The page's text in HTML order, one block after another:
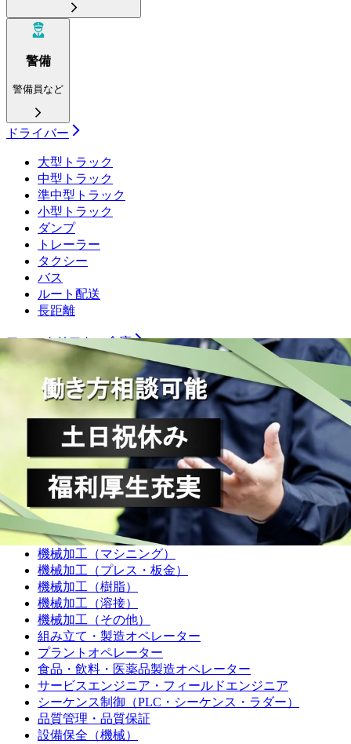
警備
警備員など
ドライバー
大型トラック
中型トラック
準中型トラック
小型トラック
ダンプ
トレーラー
タクシー
バス
ルート配送
長距離
フォークリフト・倉庫
運行管理者
施工管理技士
土木施工管理技士
電気工事施工管理技士
建築施工管理技士
管工事施工管理技士
電気主任技術者
製造職
機械加工（旋盤）
機械加工（マシニング）
機械加工（プレス・板金）
機械加工（樹脂）
機械加工（溶接）
機械加工（その他）
組み立て・製造オペレーター
プラントオペレーター
食品・飲料・医薬品製造オペレーター
サービスエンジニア・フィールドエンジニア
シーケンス制御（PLC・シーケンス・ラダー）
品質管理・品質保証
設備保全（機械）